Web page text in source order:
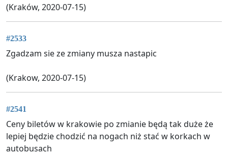
(Kraków, 2020-07-15)
#2533
Zgadzam sie ze zmiany musza nastapic
(Krakow, 2020-07-15)
#2541
Ceny biletów w krakowie po zmianie będą tak duże że
lepiej będzie chodzić na nogach niż stać w korkach w
autobusach